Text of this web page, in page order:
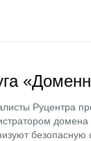
Руцентра
безопасную